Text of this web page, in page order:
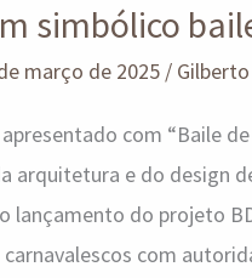
simbólico
março de 2025 /
com “Baile
arquitetura e do design
lançamento do projeto
com